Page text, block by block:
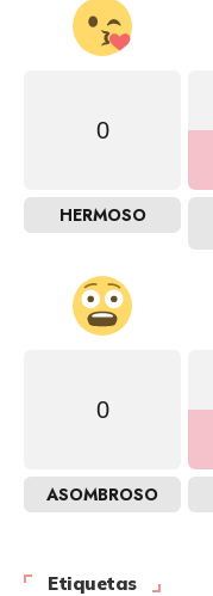
0
HERMOSO
0
ASOMBROSO
Etiquetas